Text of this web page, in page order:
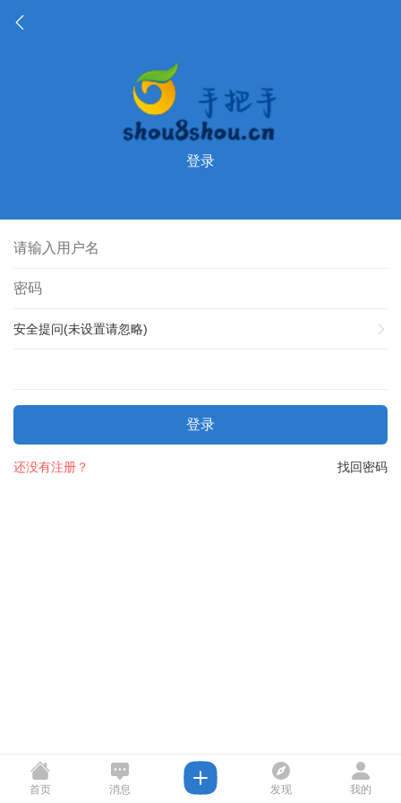
登录
安全提问(未设置请忽略)
登录
找回密码
还没有注册？
首页 消息 发现 我的